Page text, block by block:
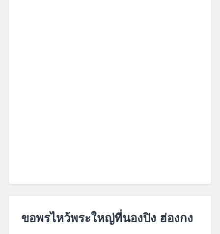
31,
2017
ขอพรไหว้พระใหญ่ที่นองปิง ฮ่องกง